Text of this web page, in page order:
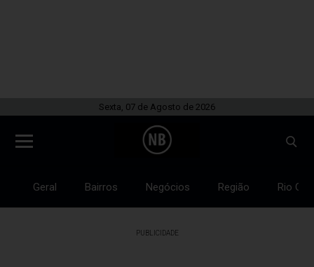
Sexta, 07 de Agosto de 2026
Geral Bairros Negócios Região Rio
PUBLICIDADE